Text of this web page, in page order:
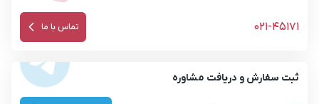
021-45171 تماس با ما
ثبت سفارش و دریافت مشاوره